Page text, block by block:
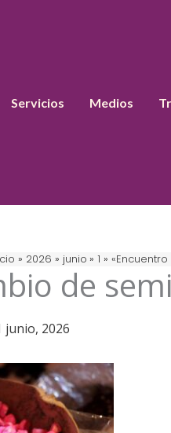
Servicios Medios
2026 junio 1
de
junio, 2026